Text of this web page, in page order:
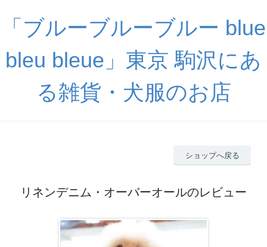
「ブルーブルーブルー blue
bleu bleue」東京 駒沢にあ
る雑貨・犬服のお店
ショップへ戻る
リネンデニム・オーバーオールのレビュー